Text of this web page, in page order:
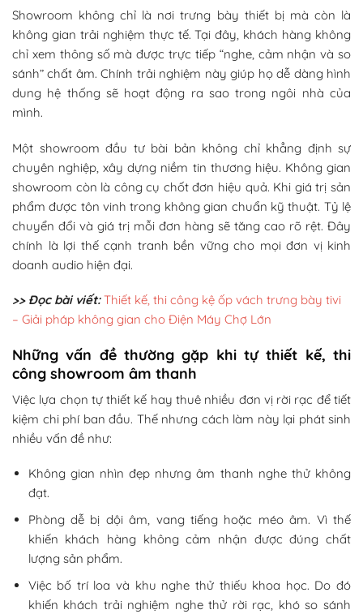
Showroom không chỉ là nơi trưng bày thiết bị mà còn là
không gian trải nghiệm thực tế. Tại đây, khách hàng không
chỉ xem thông số mà được trực tiếp “nghe, cảm nhận và so
sánh” chất âm. Chính trải nghiệm này giúp họ dễ dàng hình
dung hệ thống sẽ hoạt động ra sao trong ngôi nhà của
mình.
Một showroom đầu tư bài bản không chỉ khẳng định sự
chuyên nghiệp, xây dựng niềm tin thương hiệu. Không gian
showroom còn là công cụ chốt đơn hiệu quả. Khi giá trị sản
phẩm được tôn vinh trong không gian chuẩn kỹ thuật. Tỷ lệ
chuyển đổi và giá trị mỗi đơn hàng sẽ tăng cao rõ rệt. Đây
chính là lợi thế cạnh tranh bền vững cho mọi đơn vị kinh
doanh audio hiện đại.
>> Đọc bài viết: Thiết kế, thi công kệ ốp vách trưng bày tivi
– Giải pháp không gian cho Điện Máy Chợ Lớn
Những vấn đề thường gặp khi tự thiết kế, thi
công showroom âm thanh
Việc lựa chọn tự thiết kế hay thuê nhiều đơn vị rời rạc để tiết
kiệm chi phí ban đầu. Thế nhưng cách làm này lại phát sinh
nhiều vấn đề như:
Không gian nhìn đẹp nhưng âm thanh nghe thử không
đạt.
Phòng dễ bị dội âm, vang tiếng hoặc méo âm. Vì thế
khiến khách hàng không cảm nhận được đúng chất
lượng sản phẩm.
Việc bố trí loa và khu nghe thử thiếu khoa học. Do đó
khiến khách trải nghiệm nghe thử rời rạc, khó so sánh